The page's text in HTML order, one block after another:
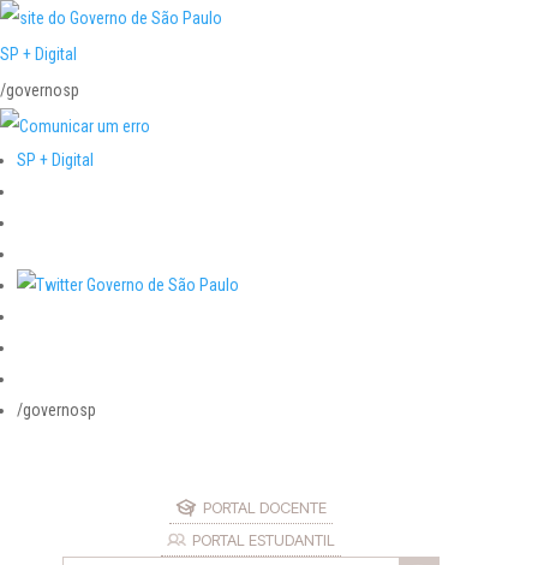
SP + Digital
/governosp
SP + Digital
/governosp
PORTAL DOCENTE
PORTAL ESTUDANTIL